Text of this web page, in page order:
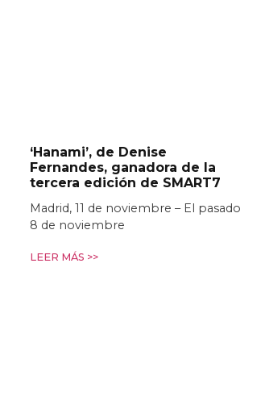
‘Hanami’, de Denise
Fernandes, ganadora de la
tercera edición de SMART7
Madrid, 11 de noviembre – El pasado
8 de noviembre
LEER MÁS >>